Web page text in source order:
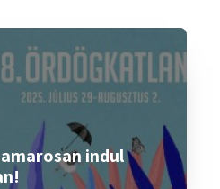
indul